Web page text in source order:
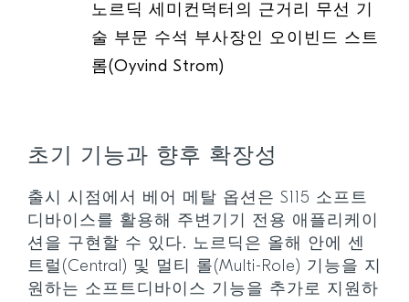
노르딕 세미컨덕터의 근거리 무선 기
술 부문 수석 부사장인 오이빈드 스트
롬(Oyvind Strom)
초기 기능과 향후 확장성
출시 시점에서 베어 메탈 옵션은 S115 소프트
디바이스를 활용해 주변기기 전용 애플리케이
션을 구현할 수 있다. 노르딕은 올해 안에 센
트럴(Central) 및 멀티 롤(Multi-Role) 기능을 지
원하는 소프트디바이스 기능을 추가로 지원하